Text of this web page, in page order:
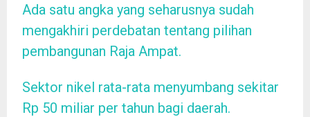
Ada satu angka yang seharusnya sudah
mengakhiri perdebatan tentang pilihan
pembangunan Raja Ampat.
Sektor nikel rata-rata menyumbang sekitar
Rp 50 miliar per tahun bagi daerah.